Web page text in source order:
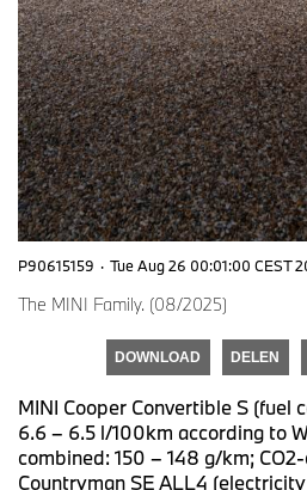
P90615159 · Tue Aug 26 00:01:00 CEST
The MINI Family. (08/2025)
DOWNLOAD DELEN
MINI Cooper Convertible S (fuel
6.6 – 6.5 l/100km according to
combined: 150 – 148 g/km;
Countryman SE ALL4